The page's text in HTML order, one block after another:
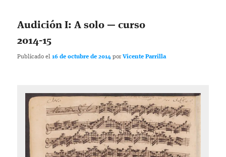
Audición I: A solo — curso
2014-15
Publicado el16 de octubre de 2014 porVicente Parrilla